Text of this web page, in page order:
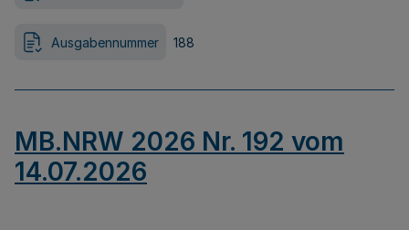
Ausgabennummer 188
MB.NRW 2026 Nr. 192 vom
14.07.2026